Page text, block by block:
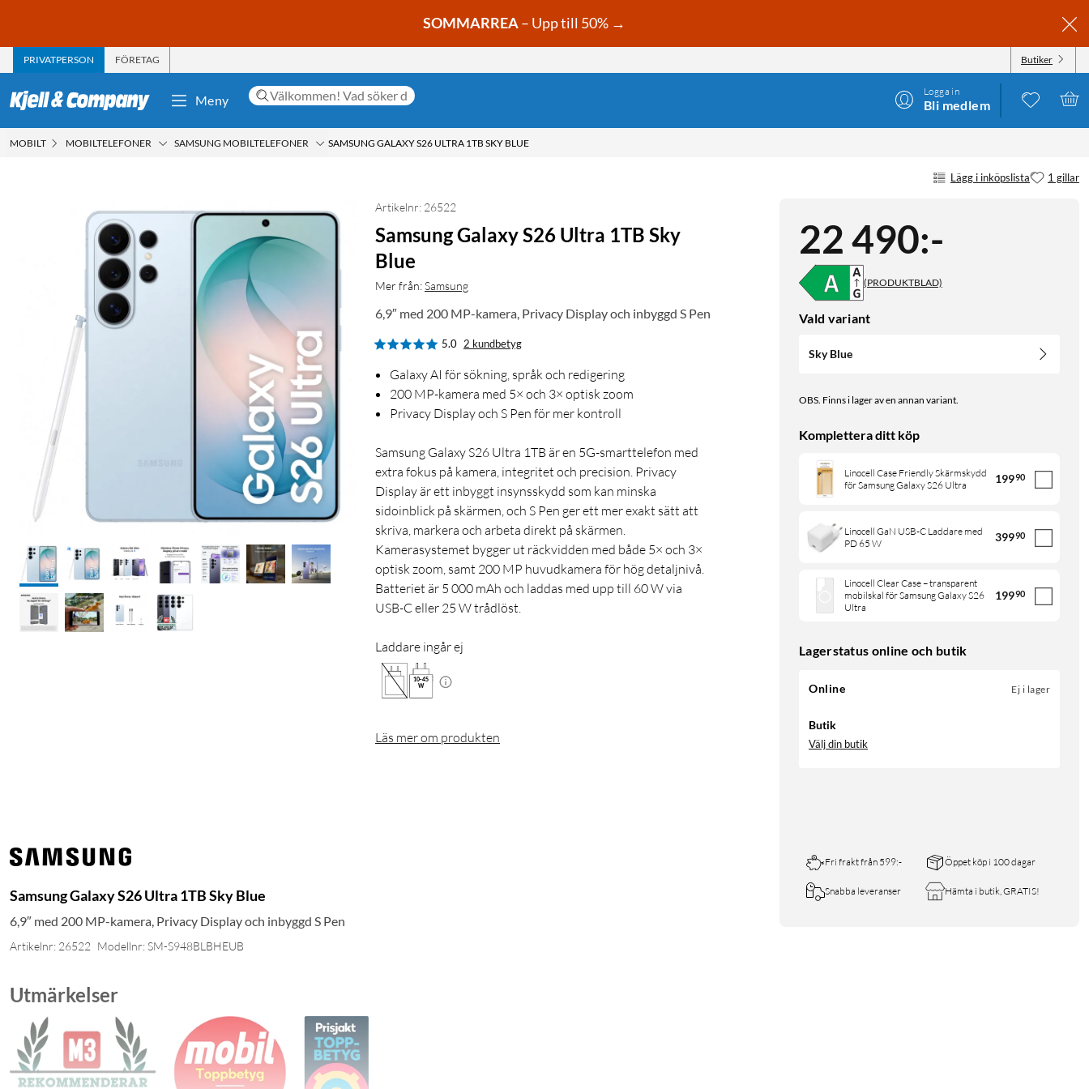
SOMMARREA– Upp till 50% →
PRIVATPERSON FÖRETAG Butiker
Meny
Logga in
Bli medlem
MOBILT MOBILTELEFONER SAMSUNG MOBILTELEFONER SAMSUNG GALAXY S26 ULTRA 1TB SKY BLUE
Lägg i inköpslista 1 gillar
22 490:-
(PRODUKTBLAD)
Vald variant
Sky Blue
OBS. Finns i lager av en annan variant.
Komplettera ditt köp
Linocell Case Friendly Skärmskydd
för Samsung Galaxy S26 Ultra
19990
Linocell GaN USB-C Laddare med
PD 65 W
39990
Linocell Clear Case – transparent
mobilskal för Samsung Galaxy S26
Ultra
19990
Lagerstatus online och butik
Online Ej i lager
Butik
Välj din butik
Fri frakt från 599:- Öppet köp i 100 dagar
Snabba leveranser Hämta i butik, GRATIS!
Artikelnr: 26522
Samsung Galaxy S26 Ultra 1TB Sky
Blue
Mer från:Samsung
6,9″ med 200 MP-kamera, Privacy Display och inbyggd S Pen
5.0 2 kundbetyg
Galaxy AI för sökning, språk och redigering
200 MP-kamera med 5× och 3× optisk zoom
Privacy Display och S Pen för mer kontroll
Samsung Galaxy S26 Ultra 1TB är en 5G-smarttelefon med
extra fokus på kamera, integritet och precision. Privacy
Display är ett inbyggt insynsskydd som kan minska
sidoinblick på skärmen, och S Pen ger ett mer exakt sätt att
skriva, markera och arbeta direkt på skärmen.
Kamerasystemet bygger ut räckvidden med både 5× och 3×
optisk zoom, samt 200 MP huvudkamera för hög detaljnivå.
Batteriet är 5 000 mAh och laddas med upp till 60 W via
USB-C eller 25 W trådlöst.
Laddare ingår ej
10-45
W
Läs mer om produkten
Samsung Galaxy S26 Ultra 1TB Sky Blue
6,9″ med 200 MP-kamera, Privacy Display och inbyggd S Pen
Artikelnr: 26522 Modellnr: SM-S948BLBHEUB
Utmärkelser